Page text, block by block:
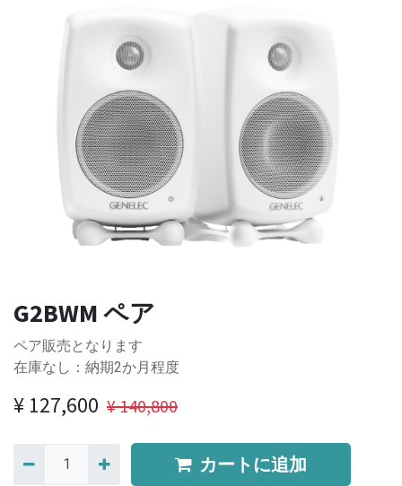
G2BWM ペア
ペア販売となります
在庫なし：納期2か月程度
¥ 127,600 ¥140,800
カートに追加